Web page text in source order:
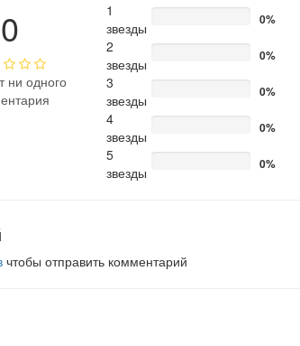
0
ни одного
1
звезды
0%
2
звезды
0%
3
звезды
0%
4
звезды
0%
5
звезды
0%
чтобы отправить комментарий